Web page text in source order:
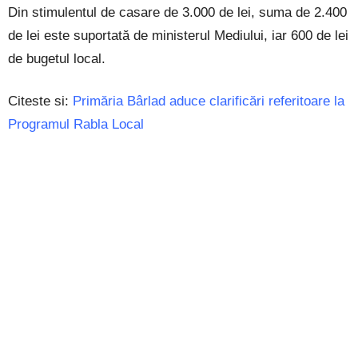
Din stimulentul de casare de 3.000 de lei, suma de 2.400
de lei este suportată de ministerul Mediului, iar 600 de lei
de bugetul local.
Citeste si: Primăria Bârlad aduce clarificări referitoare la
Programul Rabla Local